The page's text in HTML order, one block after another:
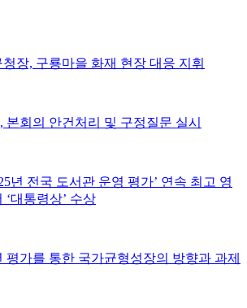
장, 구룡마을 화재 현장 대응 지휘
본회의 안건처리 및 구정질문 실시
년 전국 도서관 운영 평가’ 연속 최고 영
‘대통령상’ 수상
평가를 통한 국가균형성장의 방향과 과제